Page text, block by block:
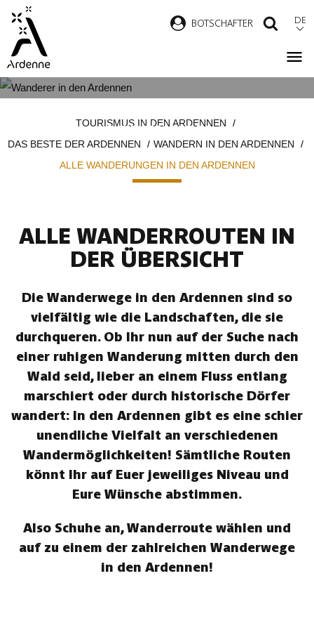
Direkt
zum
Inhalt
BOTSCHAFTER DE
ARDENNEN
TOURISMUS IN DEN ARDENNEN
DAS BESTE DER ARDENNEN
WANDERN IN DEN ARDENNEN
ALLE WANDERUNGEN IN DEN ARDENNEN
ALLE WANDERROUTEN IN
DER ÜBERSICHT
Die Wanderwege in den Ardennen sind so
vielfältig wie die Landschaften, die sie
durchqueren. Ob Ihr nun auf der Suche nach
einer ruhigen Wanderung mitten durch den
Wald seid, lieber an einem Fluss entlang
marschiert oder durch historische Dörfer
wandert: In den Ardennen gibt es eine schier
unendliche Vielfalt an verschiedenen
Wandermöglichkeiten! Sämtliche Routen
könnt Ihr auf Euer jeweiliges Niveau und
Eure Wünsche abstimmen.
Also Schuhe an, Wanderroute wählen und
auf zu einem der zahlreichen Wanderwege
in den Ardennen!